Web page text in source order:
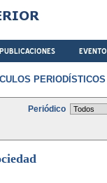
PERIODÍSTICOS
Periódico